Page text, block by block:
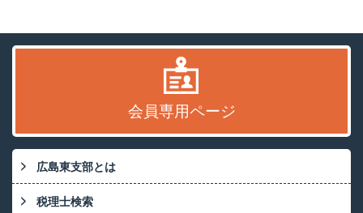
会員専用ページ
広島東支部とは
税理士検索